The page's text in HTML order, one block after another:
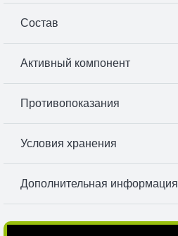
Состав
Активный компонент
Противопоказания
Условия хранения
Дополнительная информация